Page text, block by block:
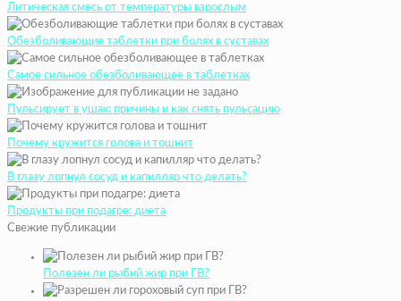
Литическая смесь от температуры взрослым
Обезболивающие таблетки при болях в суставах
Самое сильное обезболивающее в таблетках
Пульсирует в ушах: причины и как снять пульсацию
Почему кружится голова и тошнит
В глазу лопнул сосуд и капилляр что делать?
Продукты при подагре: диета
Свежие публикации
Полезен ли рыбий жир при ГВ?